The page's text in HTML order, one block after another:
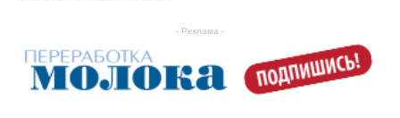
- Реклама -